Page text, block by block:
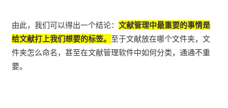
由此，我们可以得出一个结论： 文献管理中最重要的事情是
给文献打上我们想要的标签。 至于文献放在哪个文件夹，文
件夹怎么命名，甚至在文献管理软件中如何分类，通通不重
要。